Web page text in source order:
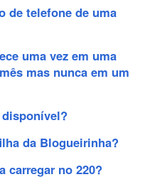
de telefone de uma
uma vez em uma
mas nunca em um
da Blogueirinha?
carregar no 220?